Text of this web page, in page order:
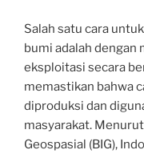
Salah satu cara
bumi adalah dengan
eksploitasi secara
memastikan bahwa
diproduksi dan
masyarakat.
Geospasial (BIG),